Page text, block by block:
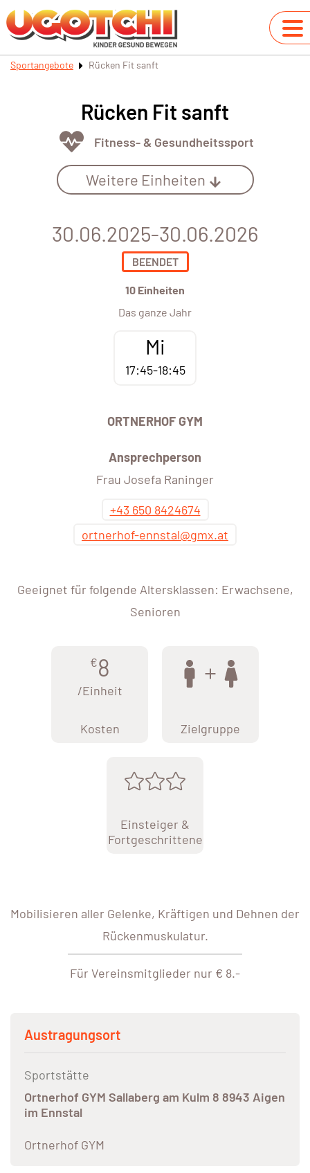
Sportangebote Rücken Fit sanft
Rücken Fit sanft
Fitness- & Gesundheitssport
Weitere Einheiten
30.06.2025-30.06.2026
BEENDET
10 Einheiten
Das ganze Jahr
Mi
17:45-18:45
ORTNERHOF GYM
Ansprechperson
Frau Josefa Raninger
+43 650 8424674
ortnerhof-ennstal@gmx.at
Geeignet für folgende Altersklassen: Erwachsene,
Senioren
€8
/Einheit
Kosten Zielgruppe
Einsteiger &
Fortgeschrittene
Mobilisieren aller Gelenke, Kräftigen und Dehnen der
Rückenmuskulatur.
Für Vereinsmitglieder nur € 8.-
Austragungsort
Sportstätte
Ortnerhof GYM Sallaberg am Kulm 8 8943 Aigen
im Ennstal
Ortnerhof GYM